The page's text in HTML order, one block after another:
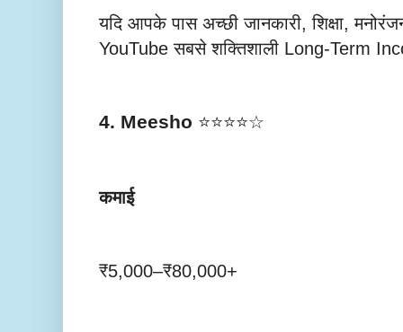
यदि आपके पास अच्छी जानकारी, शिक्षा,
YouTube सबसे शक्तिशाली Long-Term
4. Meesho ⭐⭐⭐⭐☆
कमाई
₹5,000–₹80,000+